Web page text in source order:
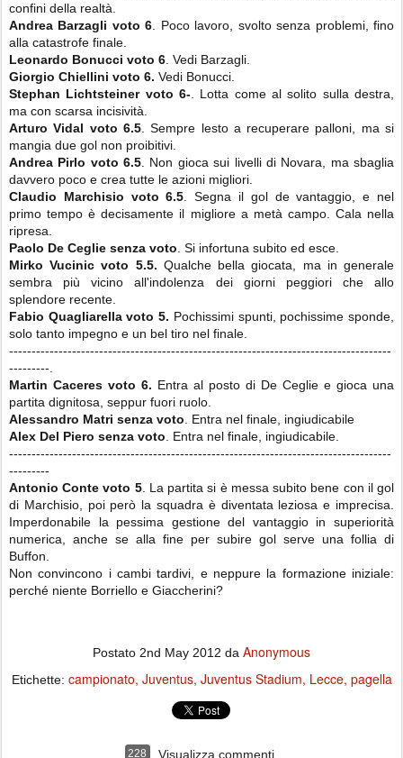
confini della realtà.
Andrea Barzagli voto 6 . Poco lavoro, svolto senza problemi, fino
alla catastrofe finale.
Leonardo Bonucci voto 6 . Vedi Barzagli.
Giorgio Chiellini voto 6. Vedi Bonucci.
Stephan Lichtsteinervoto 6- . Lotta come al solito sulla destra,
ma con scarsa incisività.
Arturo Vidal voto 6.5. Sempre lesto a recuperare palloni, ma si
mangia due gol non proibitivi.
Andrea Pirlo voto 6.5 . Non gioca sui livelli di Novara, ma sbaglia
davvero poco e crea tutte le azioni migliori.
Claudio Marchisio voto 6.5 . Segna il gol de vantaggio, e nel
primo tempo è decisamente il migliore a metà campo. Cala nella
ripresa.
Paolo De Ceglie senza voto . Si infortuna subito ed esce.
Mirko Vucinic voto 5.5. Qualche bella giocata, ma in generale
sembra più vicino all'indolenza dei giorni peggiori che allo
splendore recente.
Fabio Quagliarellavoto 5. Pochissimi spunti, pochissime sponde,
solo tanto impegno e un bel tiro nel finale.
-------------------------------------------------------------------------------------
---------.
Martin Caceres voto 6. Entra al posto di De Ceglie e gioca una
partita dignitosa, seppur fuori ruolo.
Alessandro Matri senza voto . Entra nel finale, ingiudicabile
Alex Del Piero senza voto . Entra nel finale, ingiudicabile.
-------------------------------------------------------------------------------------
---------
Antonio Conte voto 5. La partita si è messa subito bene con il gol
di Marchisio, poi però la squadra è diventata leziosa e imprecisa.
Imperdonabile la pessima gestione del vantaggio in superiorità
numerica, anche se alla fine per subire gol serve una follia di
Buffon.
Non convincono i cambi tardivi, e neppure la formazione iniziale:
perché niente Borriello e Giaccherini?
Postato 2nd May 2012 da Anonymous
Etichette: campionato Juventus Juventus Stadium Lecce pagella
228 Visualizza commenti